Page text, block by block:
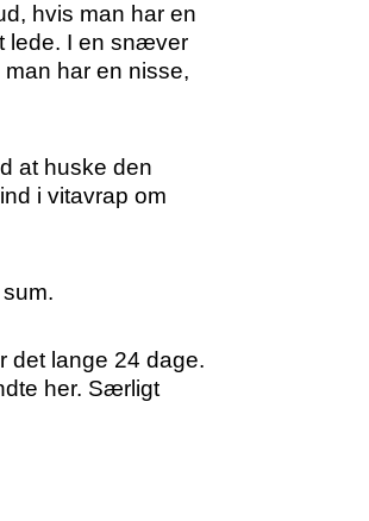
hvis man har en
lede. I en snæver
har en nisse,
at huske den
i vitavrap om
det lange 24 dage.
her. Særligt